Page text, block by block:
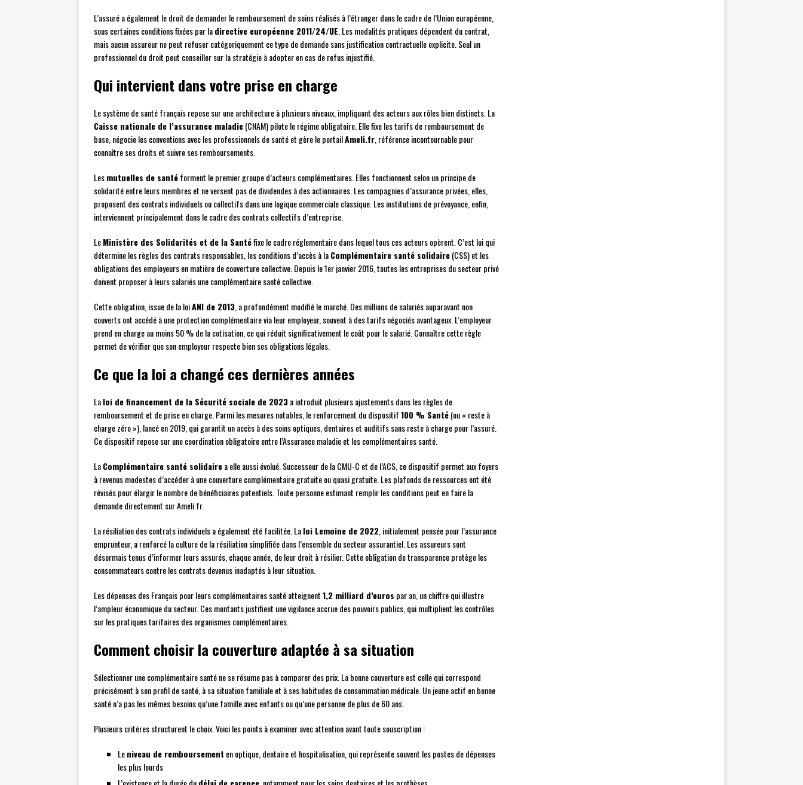
L’assuré a également le droit de demander le remboursement de soins réalisés à l’étranger dans le cadre de l’Union européenne,
sous certaines conditions fixées par ladirective européenne 2011/24/UE . Les modalités pratiques dépendent du contrat,
mais aucun assureur ne peut refuser catégoriquement ce type de demande sans justification contractuelle explicite. Seul un
professionnel du droit peut conseiller sur la stratégie à adopter en cas de refus injustifié.
Qui intervient dans votre prise en charge
Le système de santé français repose sur une architecture à plusieurs niveaux, impliquant des acteurs aux rôles bien distincts. La
Caisse nationale de l’assurance maladie(CNAM) pilote le régime obligatoire. Elle fixe les tarifs de remboursement de
base, négocie les conventions avec les professionnels de santé et gère le portailAmeli.fr , référence incontournable pour
connaître ses droits et suivre ses remboursements.
Lesmutuelles de santéforment le premier groupe d’acteurs complémentaires. Elles fonctionnent selon un principe de
solidarité entre leurs membres et ne versent pas de dividendes à des actionnaires. Les compagnies d’assurance privées, elles,
proposent des contrats individuels ou collectifs dans une logique commerciale classique. Les institutions de prévoyance, enfin,
interviennent principalement dans le cadre des contrats collectifs d’entreprise.
LeMinistère des Solidarités et de la Santéfixe le cadre réglementaire dans lequel tous ces acteurs opèrent. C’est lui qui
détermine les règles des contrats responsables, les conditions d’accès à laComplémentaire santé solidaire(CSS) et les
obligations des employeurs en matière de couverture collective. Depuis le 1er janvier 2016, toutes les entreprises du secteur privé
doivent proposer à leurs salariés une complémentaire santé collective.
Cette obligation, issue de la loiANI de 2013 , a profondément modifié le marché. Des millions de salariés auparavant non
couverts ont accédé à une protection complémentaire via leur employeur, souvent à des tarifs négociés avantageux. L’employeur
prend en charge au moins 50 % de la cotisation, ce qui réduit significativement le coût pour le salarié. Connaître cette règle
permet de vérifier que son employeur respecte bien ses obligations légales.
Ce que la loi a changé ces dernières années
Laloi de financement de la Sécurité sociale de 2023a introduit plusieurs ajustements dans les règles de
remboursement et de prise en charge. Parmi les mesures notables, le renforcement du dispositif100 % Santé(ou « reste à
charge zéro »), lancé en 2019, qui garantit un accès à des soins optiques, dentaires et auditifs sans reste à charge pour l’assuré.
Ce dispositif repose sur une coordination obligatoire entre l’Assurance maladie et les complémentaires santé.
LaComplémentaire santé solidairea elle aussi évolué. Successeur de la CMU-C et de l’ACS, ce dispositif permet aux foyers
à revenus modestes d’accéder à une couverture complémentaire gratuite ou quasi gratuite. Les plafonds de ressources ont été
révisés pour élargir le nombre de bénéficiaires potentiels. Toute personne estimant remplir les conditions peut en faire la
demande directement sur Ameli.fr.
La résiliation des contrats individuels a également été facilitée. Laloi Lemoine de 2022 , initialement pensée pour l’assurance
emprunteur, a renforcé la culture de la résiliation simplifiée dans l’ensemble du secteur assurantiel. Les assureurs sont
désormais tenus d’informer leurs assurés, chaque année, de leur droit à résilier. Cette obligation de transparence protège les
consommateurs contre les contrats devenus inadaptés à leur situation.
Les dépenses des Français pour leurs complémentaires santé atteignent1,2 milliard d’euros par an, un chiffre qui illustre
l’ampleur économique du secteur. Ces montants justifient une vigilance accrue des pouvoirs publics, qui multiplient les contrôles
sur les pratiques tarifaires des organismes complémentaires.
Comment choisir la couverture adaptée à sa situation
Sélectionner une complémentaire santé ne se résume pas à comparer des prix. La bonne couverture est celle qui correspond
précisément à son profil de santé, à sa situation familiale et à ses habitudes de consommation médicale. Un jeune actif en bonne
santé n’a pas les mêmes besoins qu’une famille avec enfants ou qu’une personne de plus de 60 ans.
Plusieurs critères structurent le choix. Voici les points à examiner avec attention avant toute souscription :
Leniveau de remboursement en optique, dentaire et hospitalisation, qui représente souvent les postes de dépenses
les plus lourds